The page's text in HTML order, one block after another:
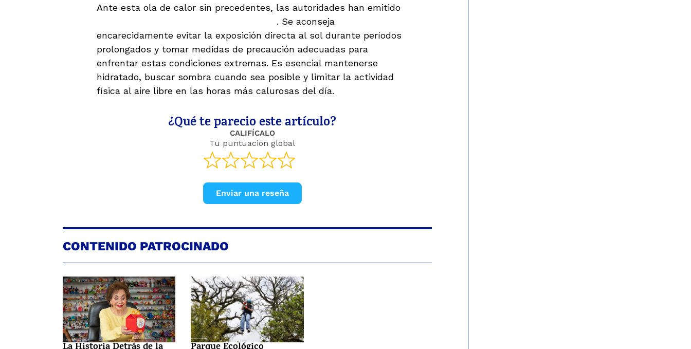
Ante esta ola de calor sin precedentes, las autoridades han emitido
. Se aconseja
encarecidamente evitar la exposición directa al sol durante períodos
prolongados y tomar medidas de precaución adecuadas para
enfrentar estas condiciones extremas. Es esencial mantenerse
hidratado, buscar sombra cuando sea posible y limitar la actividad
física al aire libre en las horas más calurosas del día.
¿Qué te parecio este artículo?
CALIFÍCALO
Tu puntuación global
Enviar una reseña
CONTENIDO PATROCINADO